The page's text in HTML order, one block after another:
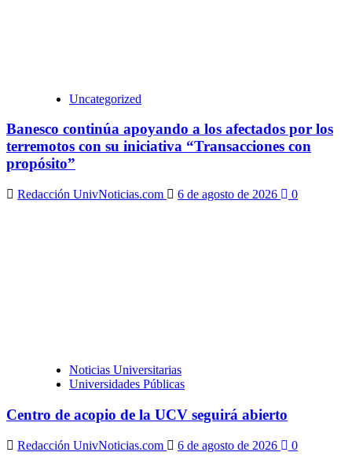
Uncategorized
Banesco continúa apoyando a los afectados por los
terremotos con su iniciativa “Transacciones con
propósito”
Redacción UnivNoticias.com 6 de agosto de 2026 0
Noticias Universitarias
Universidades Públicas
Centro de acopio de la UCV seguirá abierto
Redacción UnivNoticias.com 6 de agosto de 2026 0